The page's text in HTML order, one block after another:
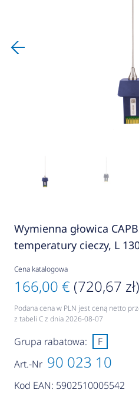
Wymienna głowica
temperatury cieczy, L
Cena katalogowa
166,00 € (720,67 zł)
Podana cena w PLN jest ceną netto
z tabeli C z dnia 2026-08-07
Art.-Nr 90 023 10
Kod EAN: 5902510005542
Grupa rabatowa: F